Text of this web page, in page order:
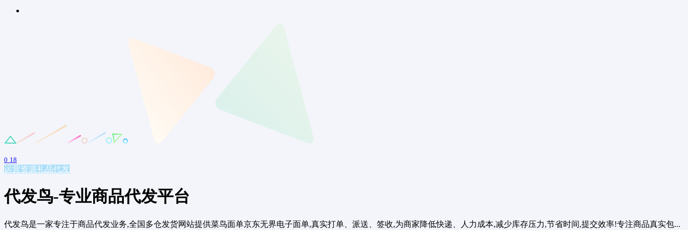
0 18
运营资源礼品代发
代发鸟-专业商品代发平台
代发鸟是一家专注于商品代发业务,全国多仓发货网站提供菜鸟面单京东无界电子面单,真实打单、派送、签收,为商家降低快递、人力成本,减少库存压力,节省时间,提交效率!专注商品真实包...